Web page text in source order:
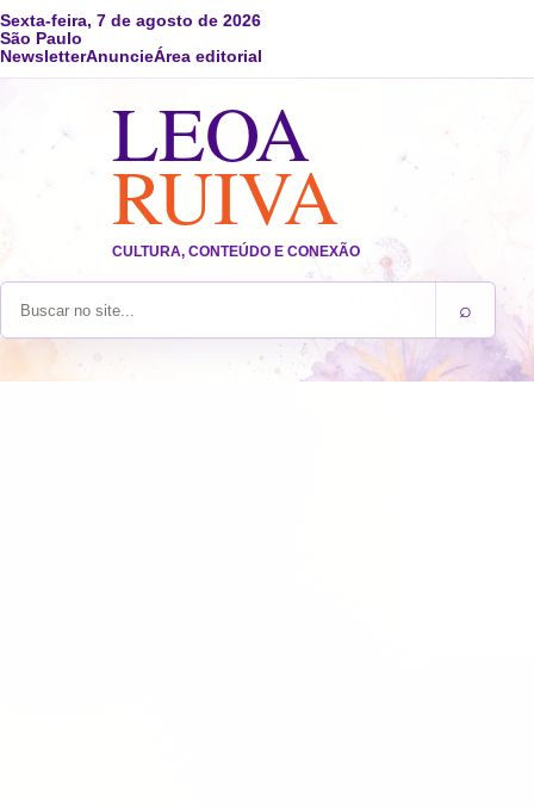
Sexta-feira, 7 de agosto de 2026
São Paulo
NewsletterAnuncieÁrea editorial
LEOA
RUIVA
CULTURA, CONTEÚDO E CONEXÃO
Buscar no site ⌕